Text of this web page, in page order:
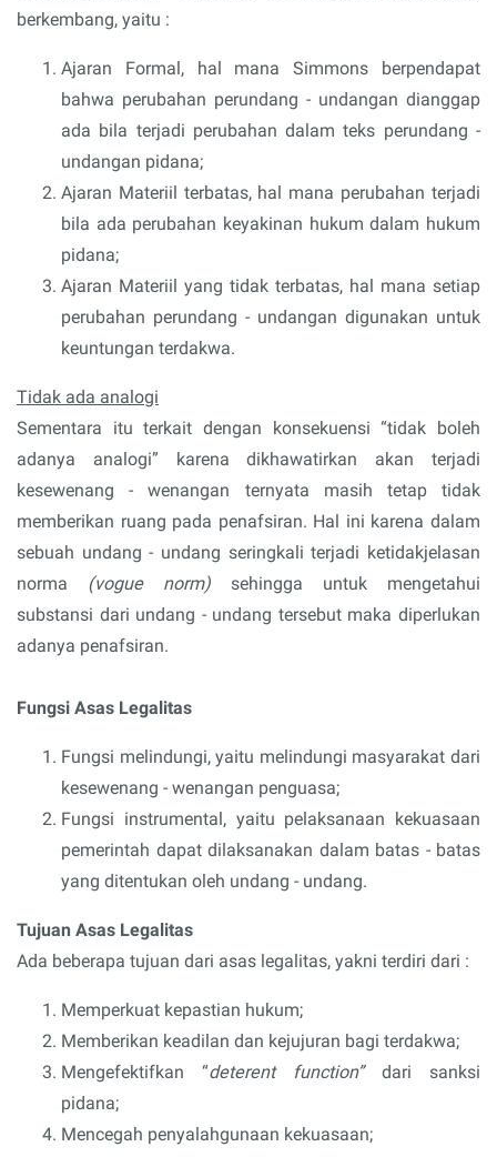
berkembang, yaitu :
Ajaran Formal, hal mana Simmons berpendapat
bahwa perubahan perundang - undangan dianggap
ada bila terjadi perubahan dalam teks perundang -
undangan pidana;
Ajaran Materiil terbatas, hal mana perubahan terjadi
bila ada perubahan keyakinan hukum dalam hukum
pidana;
Ajaran Materiil yang tidak terbatas, hal mana setiap
perubahan perundang - undangan digunakan untuk
keuntungan terdakwa.
Tidak ada analogi
Sementara itu terkait dengan konsekuensi “tidak boleh
adanya analogi” karena dikhawatirkan akan terjadi
kesewenang - wenangan ternyata masih tetap tidak
memberikan ruang pada penafsiran. Hal ini karena dalam
sebuah undang - undang seringkali terjadi ketidakjelasan
norma (vogue norm) sehingga untuk mengetahui
substansi dari undang - undang tersebut maka diperlukan
adanya penafsiran.
Fungsi Asas Legalitas
Fungsi melindungi, yaitu melindungi masyarakat dari
kesewenang - wenangan penguasa;
Fungsi instrumental, yaitu pelaksanaan kekuasaan
pemerintah dapat dilaksanakan dalam batas - batas
yang ditentukan oleh undang - undang.
Tujuan Asas Legalitas
Ada beberapa tujuan dari asas legalitas, yakni terdiri dari :
Memperkuat kepastian hukum;
Memberikan keadilan dan kejujuran bagi terdakwa;
Mengefektifkan “deterent function”dari sanksi
pidana;
Mencegah penyalahgunaan kekuasaan;